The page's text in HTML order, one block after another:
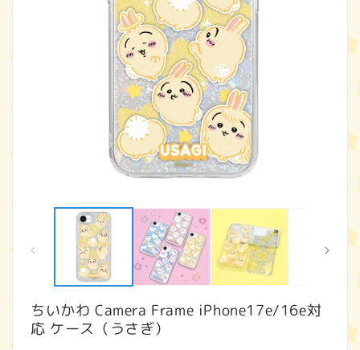
ちいかわ Camera Frame iPhone17e/16e対
応 ケース（うさぎ）